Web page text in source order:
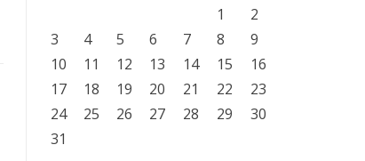
1
2
3
4 5 6 7 8
9
10
11 12 13 14 15
16
17
18 19 20 21 22
23
24
25 26 27 28 29
30
31